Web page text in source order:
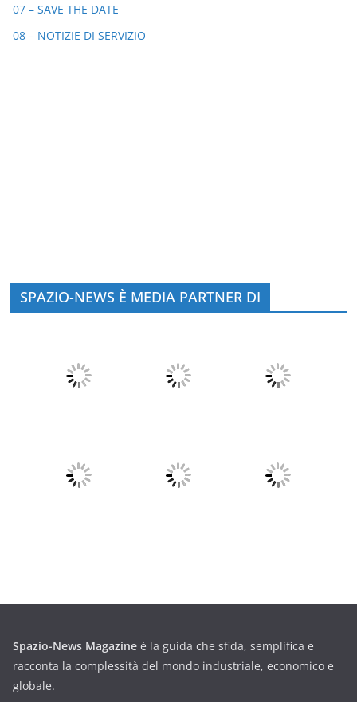
07 – SAVE THE DATE
08 – NOTIZIE DI SERVIZIO
SPAZIO-NEWS È MEDIA PARTNER DI
Spazio-News Magazine è la guida che sfida, semplifica e
racconta la complessità del mondo industriale, economico e
globale.